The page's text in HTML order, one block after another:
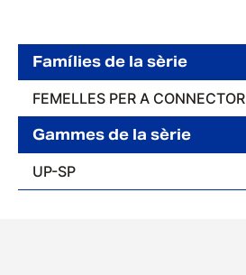
Famílies de la sèrie
FEMELLES PER A CONNECTOR
Gammes de la sèrie
UP-SP